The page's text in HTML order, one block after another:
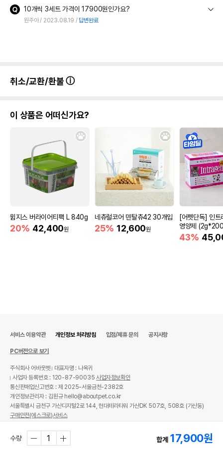
10개씩 3세트 가격이 17900원인가요?
원주아 2023.08.19 답변완료
취소/교환/환불
이 상품은 어떠신가요?
윔지스 버라이어티팩 L 840g
20% 42,400원
네츄럴코어 덴탈츄42 30개입
25% 12,600원
[어펫단독] 인트
영양제
43%
수량 합계 17,900원
서비스 이용약관 개인정보 처리방침 입점/제휴 문의 공지사항
PC버전으로 보기
주식회사 어바웃펫
대표자명 : 나옥귀
사업자 등록번호 : 120-87-90035사업자정보확인
통신판매업신고번호 : 제 2025-서울금천-2382호
개인정보관리자 : 김원규 hello@aboutpet.co.kr
서울특별시 금천구 가산디지털2로 144, 현대테라타워 가산DK 507호, 508호 (가산동)
구매안전(에스크로)서비스